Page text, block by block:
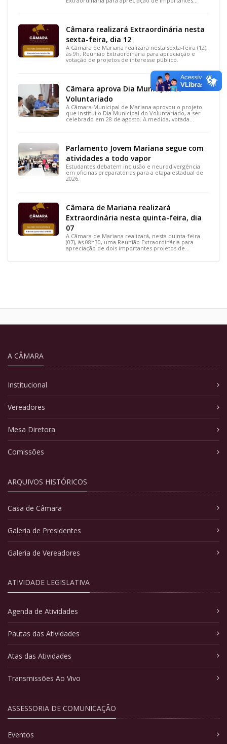
Câmara realizará Extraordinária nesta
sexta-feira, dia 12
A Câmara de Mariana realizará nesta sexta-feira (12),
às 9h, Reunião Extraordinária para apreciação e
votação de projetos de interesse público.
Câmara aprova Dia Municipal do
Voluntariado
A Câmara Municipal de Mariana aprovou o projeto
que institui o Dia Municipal do Voluntariado, a ser
celebrado em 28 de agosto. A medida, votada
Parlamento Jovem Mariana segue com
atividades a todo vapor
Estudantes debatem inclusão e neurodivergência
em oficinas preparatórias para a etapa estadual de
2026.
Câmara de Mariana realizará
Extraordinária nesta quinta-feira, dia
07
A Câmara de Mariana realizará, nesta quinta-feira
(07), às 08h30, uma Reunião Extraordinária para
apreciação de dois importantes projetos de
A CÂMARA
Institucional
Vereadores
Mesa Diretora
Comissões
ARQUIVOS HISTÓRICOS
Casa de Câmara
Galeria de Presidentes
Galeria de Vereadores
ATIVIDADE LEGISLATIVA
Agenda de Atividades
Pautas das Atividades
Atas das Atividades
Transmissões Ao Vivo
ASSESSORIA DE COMUNICAÇÃO
Eventos